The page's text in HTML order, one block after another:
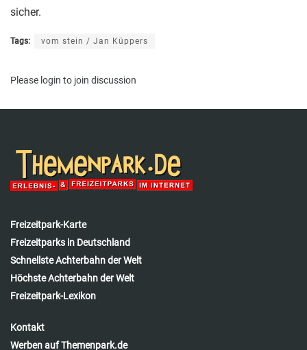
sicher.
Tags: vom stein / Jan Küppers
Please login to join discussion
Freizeitpark-Karte
Freizeitparks in Deutschland
Schnellste Achterbahn der Welt
Höchste Achterbahn der Welt
Freizeitpark-Lexikon
Kontakt
Werben auf Themenpark.de